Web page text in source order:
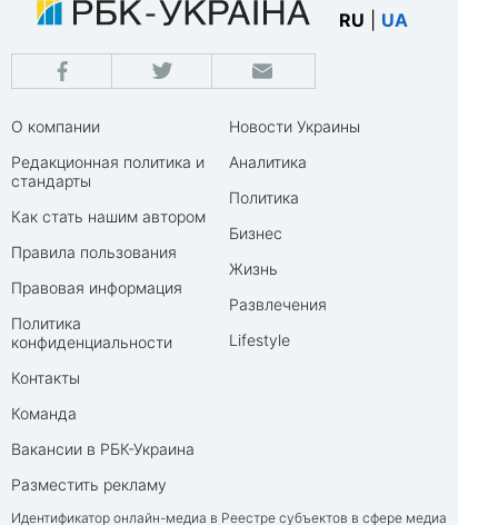
RU UA
О компании
Редакционная политика и
стандарты
Как стать нашим автором
Правила пользования
Правовая информация
Политика
конфиденциальности
Контакты
Команда
Вакансии в РБК-Украина
Разместить рекламу
Новости Украины
Аналитика
Политика
Бизнес
Жизнь
Развлечения
Lifestyle
Идентификатор онлайн-медиа в Реестре субъектов в сфере медиа